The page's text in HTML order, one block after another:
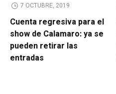
7 OCTUBRE, 2019
Cuenta regresiva para el
show de Calamaro: ya se
pueden retirar las
entradas